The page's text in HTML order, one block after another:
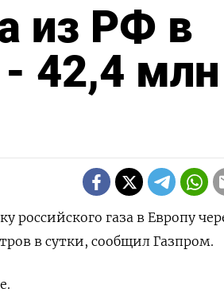
из РФ в
- 42,4 млн
российского газа в Европу
в сутки, сообщил Газпром.